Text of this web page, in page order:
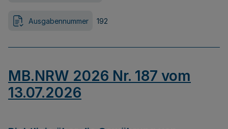
Ausgabennummer 192
MB.NRW 2026 Nr. 187 vom
13.07.2026